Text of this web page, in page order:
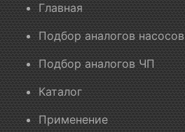
Главная
Подбор аналогов насосов
Подбор аналогов ЧП
Каталог
Применение